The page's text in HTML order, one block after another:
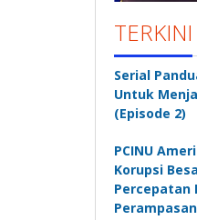
TERKINI
Serial
Untuk
(Episode 2)
PCINU
Korupsi
Percepatan